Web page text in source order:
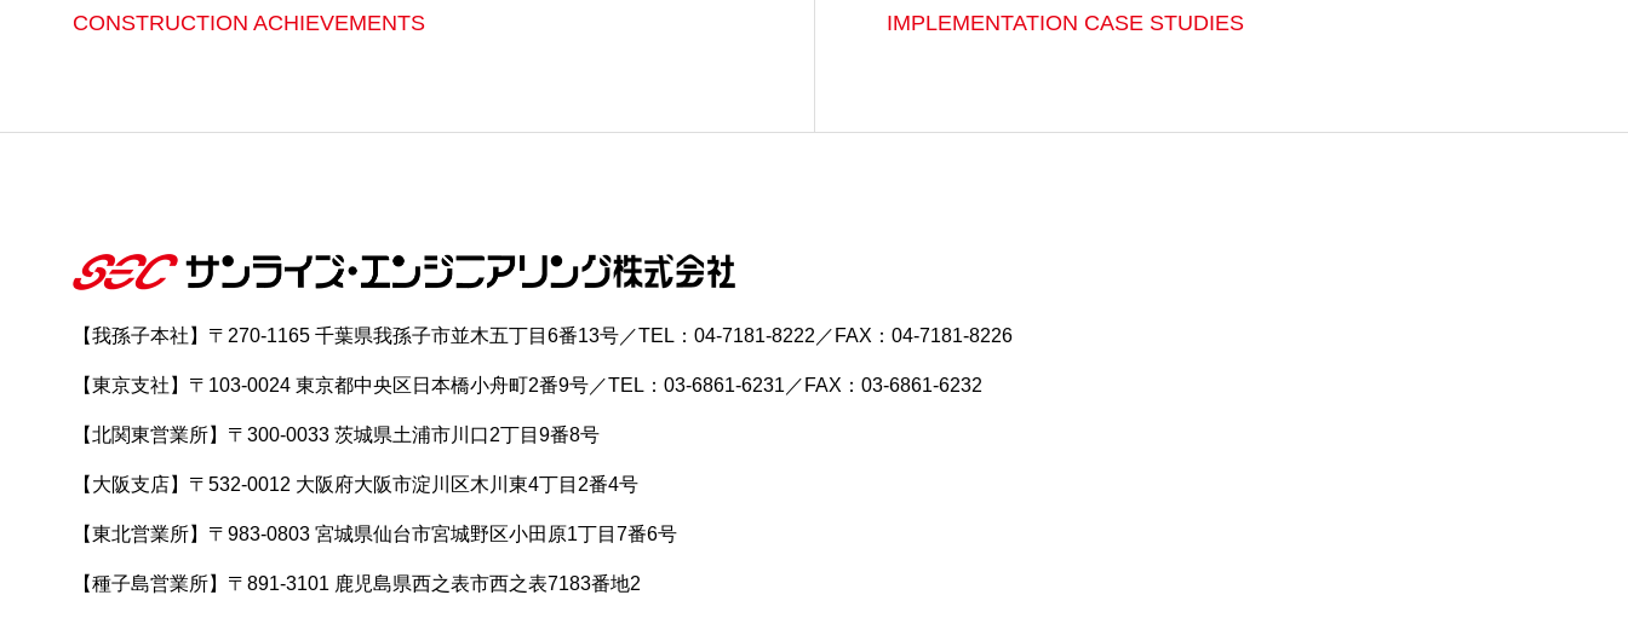
CONSTRUCTION ACHIEVEMENTS IMPLEMENTATION CASE STUDIES
【我孫子本社】〒270-1165 千葉県我孫子市並木五丁目6番13号／TEL：04-7181-8222／FAX：04-7181-8226
【東京支社】〒103-0024 東京都中央区日本橋小舟町2番9号／TEL：03-6861-6231／FAX：03-6861-6232
【北関東営業所】〒300-0033 茨城県土浦市川口2丁目9番8号
【大阪支店】〒532-0012 大阪府大阪市淀川区木川東4丁目2番4号
【東北営業所】〒983-0803 宮城県仙台市宮城野区小田原1丁目7番6号
【種子島営業所】〒891-3101 鹿児島県西之表市西之表7183番地2